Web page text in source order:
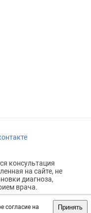
согласие на
Принять
консультация
на сайте, не
диагноза,
врача.